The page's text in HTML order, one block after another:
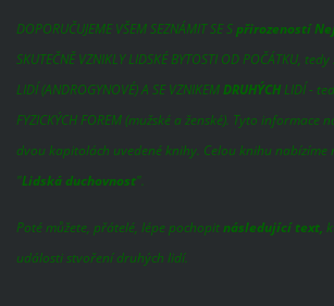
DOPORUČUJEME VŠEM SEZNÁMIT SE Spřirozeností
SKUTEČNĚ VZNIKLY LIDSKÉ BYTOSTI OD POČÁTKU,
LIDÍ (ANDROGYNOVÉ) A SE VZNIKEMDRUHÝCHLIDÍ -
FYZICKÝCH FOREM (mužské a ženské). Tyto informace
dvou kapitolách uvedené knihy. Celou knihu nabízíme
"Lidská duchovnost".
Poté můžete, přátelé, lépe pochopitnásledující text,
události stvoření druhých lidí.